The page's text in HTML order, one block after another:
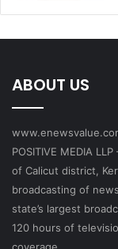
ABOUT US
POSITIVE MEDIA
of Calicut district,
broadcasting of
state’s largest
120 hours of
coverage.